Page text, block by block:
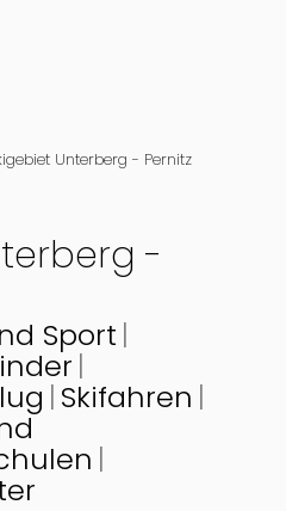
Unterberg - Pernitz
-
Sport
Skifahren